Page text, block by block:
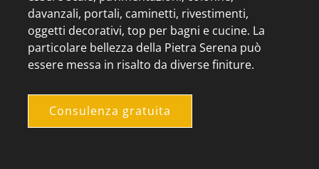
davanzali, portali, caminetti, rivestimenti,
oggetti decorativi, top per bagni e cucine. La
particolare bellezza della Pietra Serena può
essere messa in risalto da diverse finiture.
Consulenza gratuita